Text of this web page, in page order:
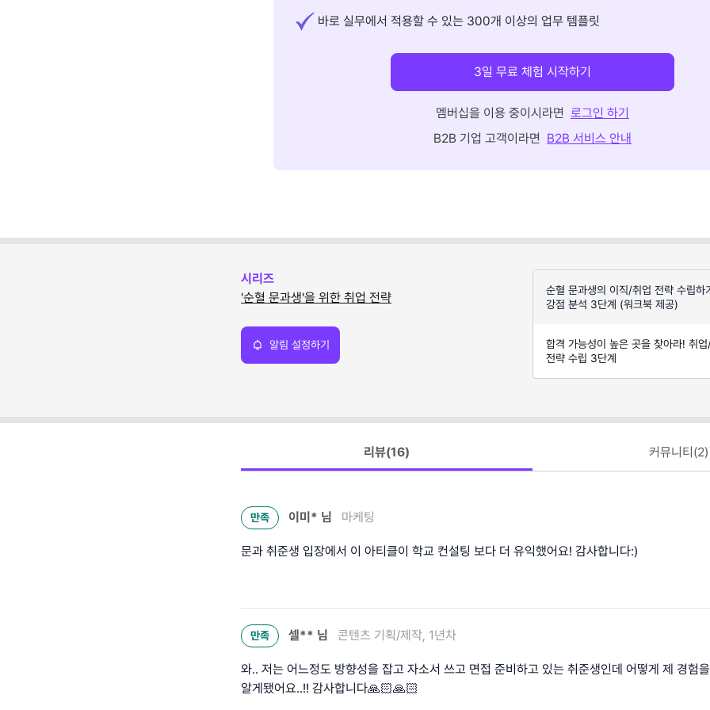
바로 실무에서 적용할 수 있는 300개 이상의 업무 템플릿
3일 무료 체험 시작하기
멤버십을 이용 중이시라면 로그인 하기
B2B 기업 고객이라면 B2B 서비스 안내
시리즈
'순혈 문과생'을 위한 취업 전략
알림 설정하기
순혈 문과생의 이직/취업 전략 수립하
강점 분석 3단계 (워크북 제공)
합격 가능성이 높은 곳을 찾아라! 취
전략 수립 3단계
리뷰(16) 커뮤니티(2)
만족 이미* 님 마케팅
문과 취준생 입장에서 이 아티클이 학교 컨설팅 보다 더 유익했어요! 감사합니다:)
만족 셀** 님 콘텐츠 기획/제작, 1년차
와.. 저는 어느정도 방향성을 잡고 자소서 쓰고 면접 준비하고 있는 취준생인데 어떻게 제 경험
알게됐어요..!! 감사합니다🙏🏻🙏🏻